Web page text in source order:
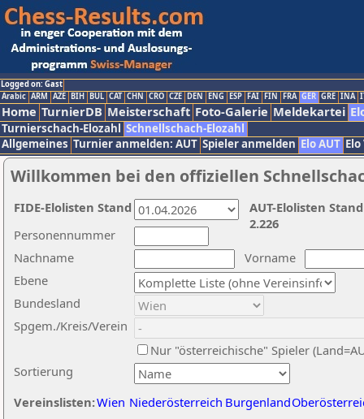
Logged on: Gast
Arabic ARM AZE BIH BUL CAT CHN CRO CZE DEN ENG ESP FAI FIN FRA GER GRE INA
Home TurnierDB Meisterschaft Foto-Galerie Meldekartei
Turnierschach-Elozahl Schnellschach-Elozahl
Allgemeines Turnier anmelden: AUT Spieler anmelden Elo AUT
Willkommen bei den offiziellen
Nachname
Vorname
Ebene
Sortierung
Personennummer
Bundesland
Spgem./Kreis/Verein
Nur "österreichische" Spieler
Vereinslisten:Wien Niederösterreich Burgenland
AUT-Elolisten
2.226
FIDE-Elolisten Stand